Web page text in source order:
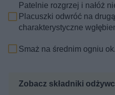
Patelnie rozgrzej i nałóż
Placuszki odwróć na
charakterystyczne
Smaż na średnim ogniu
Zobacz składniki